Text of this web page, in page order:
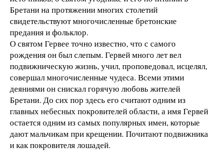
Бретани на протяжении многих столетий
свидетельствуют многочисленные бретонские
предания и фольклор.
О святом Гервее точно известно, что с самого
рождения он был слепым. Гервей много лет вел
подвижническую жизнь, учил, проповедовал, исцелял,
совершал многочисленные чудеса. Всеми этими
деяниями он снискал горячую любовь жителей
Бретани. До сих пор здесь его считают одним из
главных небесных покровителей области, а имя Гервей
остается одним из самых популярных имен, которые
дают мальчикам при крещении. Почитают подвижника
и как покровителя лошадей.